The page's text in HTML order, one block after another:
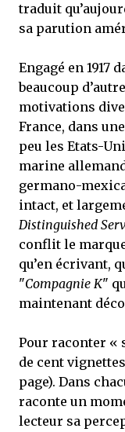
traduit
sa parution
Engagé en 1917
beaucoup
motivations
France, dans
peu les Etats-
marine
germano-
intact, et
Distinguished
conflit le
qu’en écrivant,
"Compagnie K"
maintenant
Pour raconter «
de cent
page). Dans
raconte un
lecteur sa